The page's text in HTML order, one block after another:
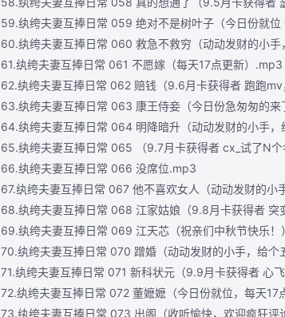
59.纨绔夫妻互捧日常 059 绝对不是树叶子（今日份就
60.纨绔夫妻互捧日常 060 救急不救穷（动动发财的小
61.纨绔夫妻互捧日常 061 不愿嫁（每天17点更新）.mp3
62.纨绔夫妻互捧日常 062 赔钱（9.6月卡获得者 跑跑
63.纨绔夫妻互捧日常 063 康王侍妾（今日份急匆匆的
64.纨绔夫妻互捧日常 064 明降暗升（动动发财的小手
65.纨绔夫妻互捧日常 065 （9.7月卡获得者 cx_试了N
66.纨绔夫妻互捧日常 066 没席位.mp3
67.纨绔夫妻互捧日常 067 他不喜欢女人（动动发财的小
68.纨绔夫妻互捧日常 068 江家姑娘（9.8月卡获得者 突
69.纨绔夫妻互捧日常 069 江天芯（祝亲们中秋节快乐！
70.纨绔夫妻互捧日常 070 蹭婚（动动发财的小手，给个
71.纨绔夫妻互捧日常 071 新科状元（9.9月卡获得者 心
72.纨绔夫妻互捧日常 072 董嬷嬷（今日份就位，每天17
73.纨绔夫妻互捧日常 073 出阁（收听愉快，欢迎疯狂评